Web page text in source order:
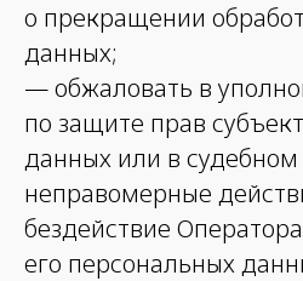
о прекращении
данных;
— обжаловать в
по защите прав
данных или в
неправомерные
бездействие
его персональных